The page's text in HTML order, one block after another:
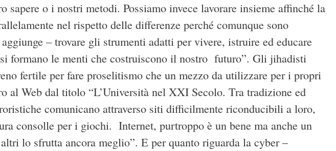
o i nostri metodi. Possiamo invece lavorare insieme affinché la
nel rispetto delle differenze perché comunque sono
– trovare gli strumenti adatti per vivere, istruire ed educare
formano le menti che costruiscono il nostro futuro”. Gli jihadisti
fertile per fare proselitismo che un mezzo da utilizzare per i propri
al Web dal titolo “L’Università nel XXI Secolo. Tra tradizione ed
comunicano attraverso siti difficilmente riconducibili a loro,
consolle per i giochi. Internet, purtroppo è un bene ma anche un
lo sfrutta ancora meglio”. E per quanto riguarda la cyber –